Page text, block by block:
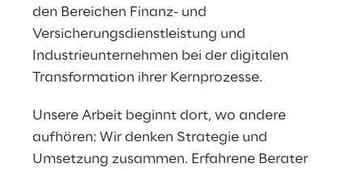
den Bereichen Finanz- und
Versicherungsdienstleistung und
Industrieunternehmen bei der digitalen
Transformation ihrer Kernprozesse.
Unsere Arbeit beginnt dort, wo andere
aufhören: Wir denken Strategie und
Umsetzung zusammen. Erfahrene Berater